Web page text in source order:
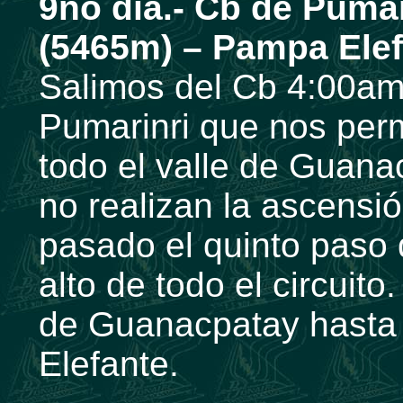
(5465m) – Pampa
Salimos del Cb
Pumarinri que nos
todo el valle de
no realizan la
pasado el quinto paso
alto de todo el
de Guanacpatay
Elefante.